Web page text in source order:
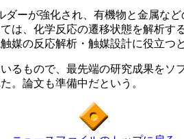
ーが強化され、有機物と金属な
は、化学反応の遷移状態を解析
媒の反応解析・触媒設計に役立つ
もので、最先端の研究成果をソ
。論文も準備中だという。